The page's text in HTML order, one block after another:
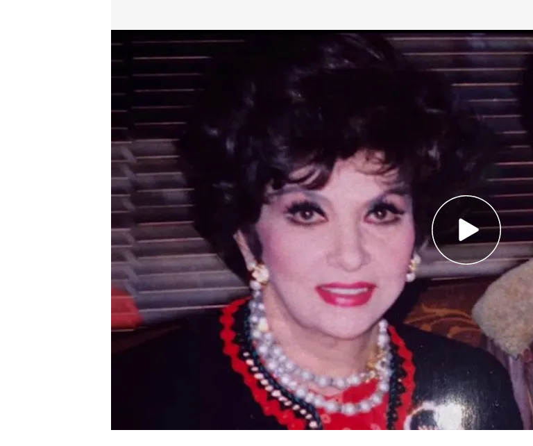
Javier Rigau y Gina Lollobrigida.
Viajando con Chester
11 ABR 2023 - 23:15h.
El que estuviera durante décadas con Gina Lollobrigida
fueron sus primeros encuentros
El invitado de 'Viajando con Chester' recuerda el dolor que
sus padres al enterarse de la relación con la italiana
Ver 'Viajando con Chester: especial de las parejas con
edad' (11/04/2023) online en Cuatro: Javier Rigau, Pilar
Díaz y Melani Olivares
Compartir
se ha sentadoen ‘Viajando con Chester’ para
diferencia de edad y por lo que ha pasado él durante todos los
estuvo con la conocidísimaactriz Gina Lollobrigida